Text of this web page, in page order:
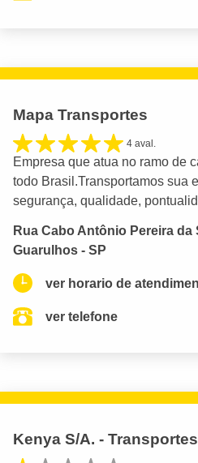
Mapa Transportes
4 aval.
Empresa que atua no ramo de
todo Brasil.Transportamos sua
segurança, qualidade,
Rua Cabo Antônio Pereira da
Guarulhos - SP
ver horario de
ver telefone
Kenya S/A. -